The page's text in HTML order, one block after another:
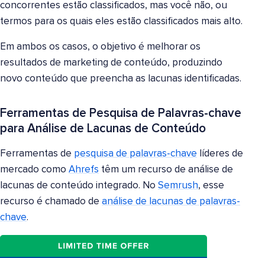
concorrentes estão classificados, mas você não, ou
termos para os quais eles estão classificados mais alto.
Em ambos os casos, o objetivo é melhorar os
resultados de marketing de conteúdo, produzindo
novo conteúdo que preencha as lacunas identificadas.
Ferramentas de Pesquisa de Palavras-chave
para Análise de Lacunas de Conteúdo
Ferramentas de pesquisa de palavras-chave líderes de
mercado como Ahrefs têm um recurso de análise de
lacunas de conteúdo integrado. No Semrush, esse
recurso é chamado de análise de lacunas de palavras-
chave.